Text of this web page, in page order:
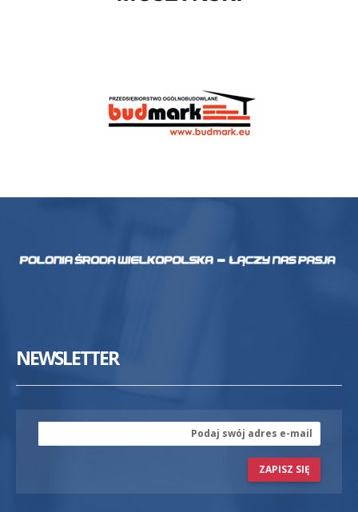
NEWSLETTER
ZAPISZ SIĘ